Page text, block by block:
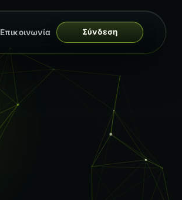
Επικοινωνία Σύνδεση